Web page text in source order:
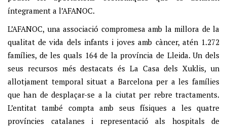
íntegrament a l’AFANOC.
L’AFANOC, una associació compromesa amb la millora de la
qualitat de vida dels infants i joves amb càncer, atén 1.272
famílies, de les quals 164 de la província de Lleida. Un dels
seus recursos més destacats és La Casa dels Xuklis, un
allotjament temporal situat a Barcelona per a les famílies
que han de desplaçar-se a la ciutat per rebre tractaments.
L’entitat també compta amb seus físiques a les quatre
províncies catalanes i representació als hospitals de